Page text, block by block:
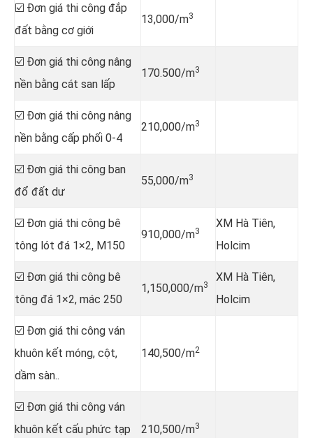
☑️ Đơn giá thi công đắp
đất bằng cơ giới
13,000/m3
☑️ Đơn giá thi công nâng
nền bằng cát san lấp
170.500/m3
☑️ Đơn giá thi công nâng
nền bằng cấp phối 0-4
210,000/m3
☑️ Đơn giá thi công ban
đổ đất dư
55,000/m3
☑️ Đơn giá thi công bê
tông lót đá 1×2, M150
910,000/m3
XM Hà Tiên,
Holcim
☑️ Đơn giá thi công bê
tông đá 1×2, mác 250
1,150,000/m3
XM Hà Tiên,
Holcim
☑️ Đơn giá thi công ván
khuôn kết móng, cột,
dầm sàn..
140,500/m2
☑️ Đơn giá thi công ván
khuôn kết cấu phức tạp
210,500/m3